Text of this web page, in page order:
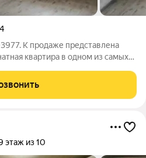
К продаже представлена
квартира в одном из самых
готовое к жизни,
тихом
этаж из 10